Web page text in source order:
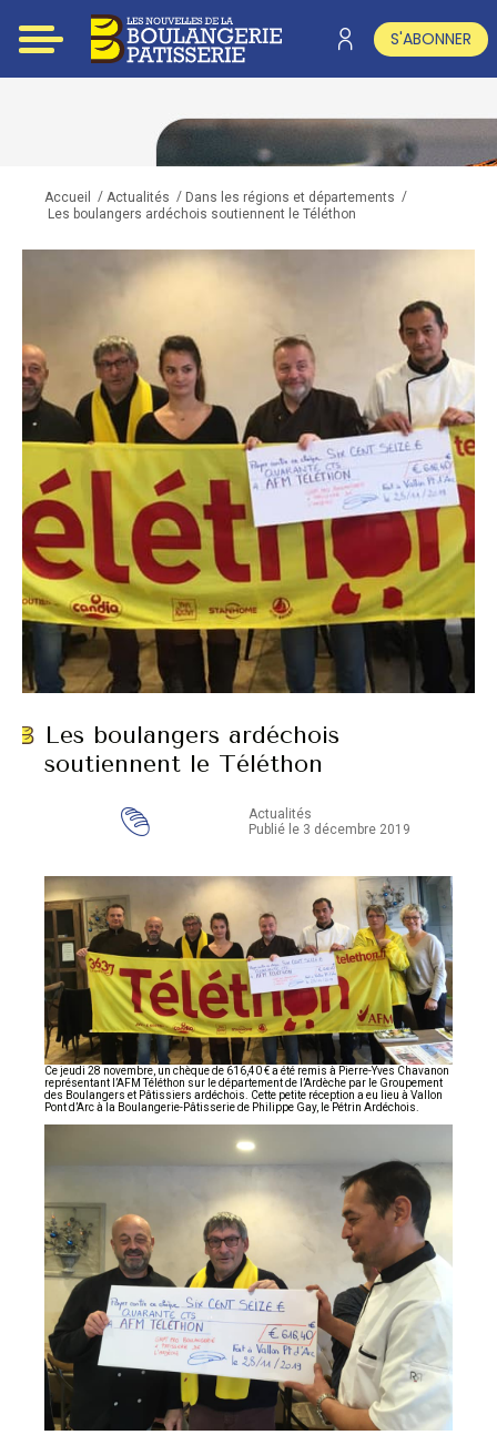
S'ABONNER
Accueil / Actualités / Dans les régions et départements /
Les boulangers ardéchois soutiennent le Téléthon
Les boulangers ardéchois
soutiennent le Téléthon
Actualités
Publié le 3 décembre 2019
Ce jeudi 28 novembre, un chèque de 616,40 € a été remis à Pierre-Yves Chavanon
représentant l’AFM Téléthon sur le département de l’Ardèche par le Groupement
des Boulangers et Pâtissiers ardéchois. Cette petite réception a eu lieu à Vallon
Pont d’Arc à la Boulangerie-Pâtisserie de Philippe Gay, le Pétrin Ardéchois.